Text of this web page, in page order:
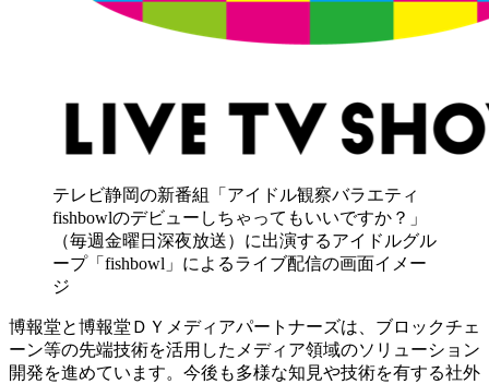
テレビ静岡の新番組「アイドル観察バラエティ
fishbowlのデビューしちゃってもいいですか？」
（毎週金曜日深夜放送）に出演するアイドルグル
ープ「fishbowl」によるライブ配信の画面イメー
ジ
博報堂と博報堂ＤＹメディアパートナーズは、ブロックチェ
ーン等の先端技術を活用したメディア領域のソリューション
開発を進めています。今後も多様な知見や技術を有する社外